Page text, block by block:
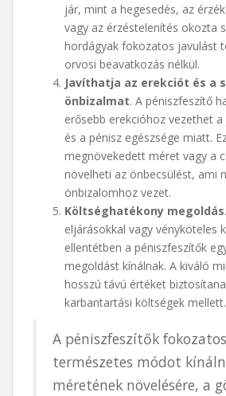
jár, mint a hegesedés, az
vagy az érzéstelenítés okozta
hordágyak fokozatos javulást
orvosi beavatkozás nélkül.
Javíthatja az erekciót és a
önbizalmat. A péniszfeszítő
erősebb erekcióhoz vezethet
és a pénisz egészsége miatt.
megnövekedett méret vagy a
növelheti az önbecsülést, ami
önbizalomhoz vezet.
Költséghatékony megoldás
eljárásokkal vagy vényköteles
ellentétben a péniszfeszítők
megoldást kínálnak. A kiváló
hosszú távú értéket
karbantartási költségek mellett.
A péniszfeszítők
természetes módot
méretének növelésére, a